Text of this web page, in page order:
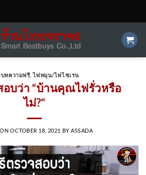
ทความฟรี ,ไฟหมุน/ไฟไซเรน
อบว่า “บ้านคุณไฟรั่วหรือ
ไม่?“
OCTOBER 18, 2021 BY ASSADA